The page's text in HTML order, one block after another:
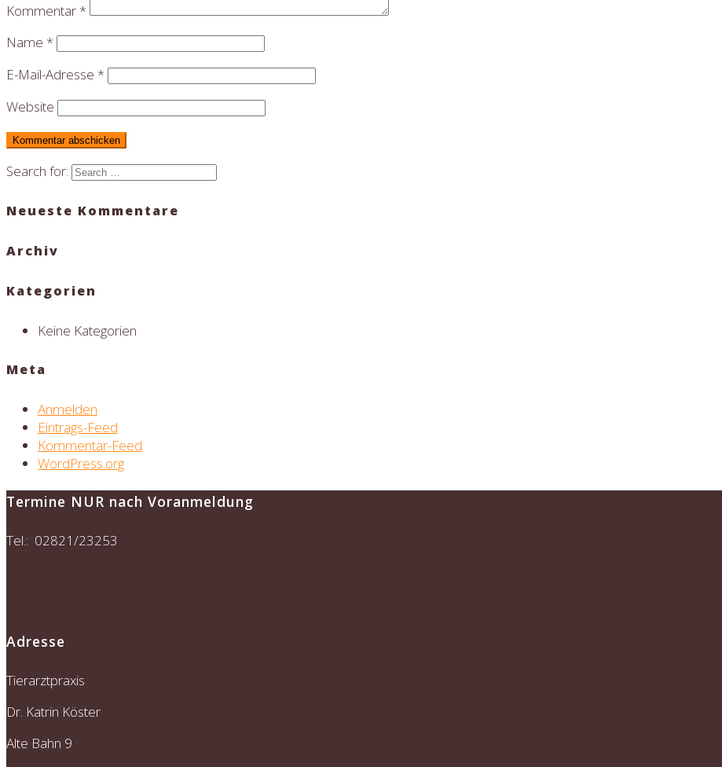
Kommentar*
Name *
E-Mail-Adresse *
Website
Search for:
Neueste Kommentare
Archiv
Kategorien
Keine Kategorien
Meta
Anmelden
Eintrags-Feed
Kommentar-Feed
WordPress.org
Termine NUR nach Voranmeldung
Tel.: 02821/23253
Adresse
Tierarztpraxis
Dr. Katrin Köster
Alte Bahn 9